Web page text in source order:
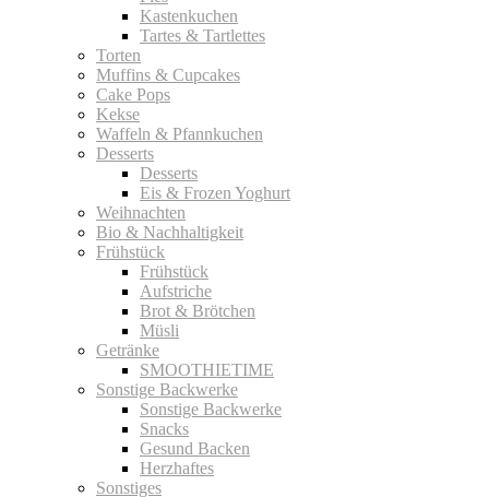
Kastenkuchen
Tartes & Tartlettes
Torten
Muffins & Cupcakes
Cake Pops
Kekse
Waffeln & Pfannkuchen
Desserts
Desserts
Eis & Frozen Yoghurt
Weihnachten
Bio & Nachhaltigkeit
Frühstück
Frühstück
Aufstriche
Brot & Brötchen
Müsli
Getränke
SMOOTHIETIME
Sonstige Backwerke
Sonstige Backwerke
Snacks
Gesund Backen
Herzhaftes
Sonstiges